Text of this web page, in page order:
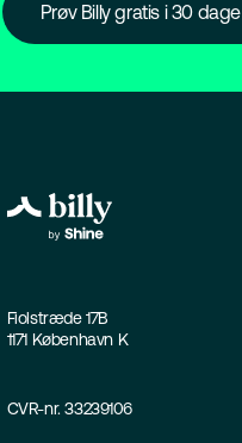
Prøv Billy gratis i 30 dage
Fiolstræde 17B
1171 København K
CVR-nr. 33239106